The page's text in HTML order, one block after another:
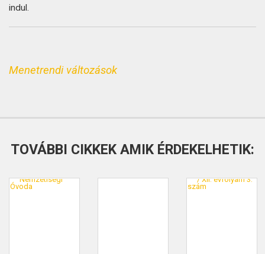
indul.
Menetrendi változások
TOVÁBBI CIKKEK AMIK ÉRDEKELHETIK: